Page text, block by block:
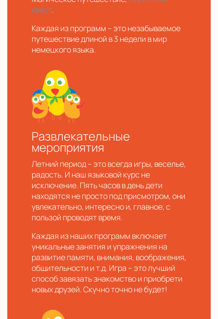
квест.
Каждая из программ – это незабываемое
путешествие длиной в 3 недели в мир
немецкого языка.
Развлекательные
мероприятия
Летний период – это всегда игры, веселье,
радость. И наш языковой курс не
исключение. Пять часов в день дети
находятся не просто под присмотром, они
увлекательно, интересно и, главное, с
пользой проводят время.
Каждая из наших программ включает
уникальные занятия и упражнения на
развитие памяти, внимания, воображения,
общительности и т.д. Игра – это лучший
способ завязать знакомство и приобрети
новых друзей. Скучно точно не будет!